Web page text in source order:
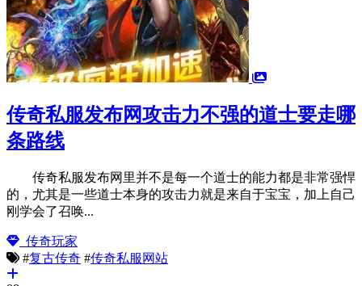
传奇私服发布网攻击力不强的道士要走哪
条路线
传奇私服发布网里并不是每一个道士的能力都是非常强悍
的，尤其是一些道士本身的攻击力就是来自于宝宝，加上自己
刚学会了召唤...
传奇玩家
#复古传奇 #传奇私服网站